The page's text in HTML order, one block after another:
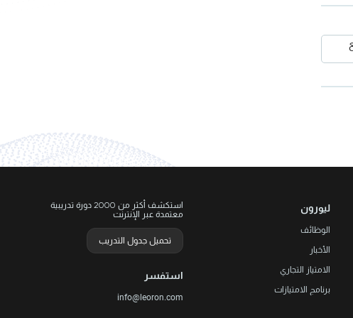
ليورون
الوظائف
الأخبار
الامتياز التجاري
برنامج الامتيازات
استكشف أكثر من 2000 دورة تدريبية
معتمدة عبر الإنترنت
تحميل جدول التدريب
استفسر
info@leoron.com